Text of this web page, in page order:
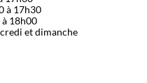
à 17h30
à 18h00
et dimanche